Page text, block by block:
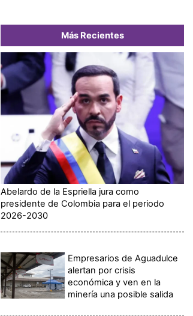
Más Recientes
Abelardo de la Espriella jura como
presidente de Colombia para el periodo
2026-2030
Empresarios de Aguadulce
alertan por crisis
económica y ven en la
minería una posible salida